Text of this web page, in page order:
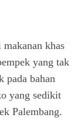
khas
yang tak
pada bahan
yang sedikit
Palembang.